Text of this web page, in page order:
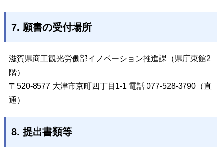
7. 願書の受付場所
滋賀県商工観光労働部イノベーション推進課（県庁東館2
階）
〒520-8577 大津市京町四丁目1-1 電話 077-528-3790（直
通）
8. 提出書類等